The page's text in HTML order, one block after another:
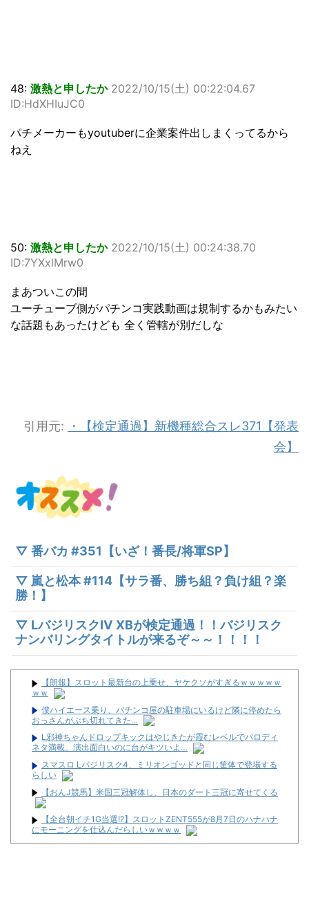
48: 激熱と申したか 2022/10/15(土) 00:22:04.67
ID:HdXHIuJC0
パチメーカーもyoutuberに企業案件出しまくってるから
ねえ
50: 激熱と申したか 2022/10/15(土) 00:24:38.70
ID:7YXxlMrw0
まあついこの間
ユーチューブ側がパチンコ実践動画は規制するかもみたい
な話題もあったけども 全く管轄が別だしな
引用元:
・【検定通過】新機種総合スレ371【発表
会】
▽ 番バカ #351【いざ！番長/将軍SP】
▽ 嵐と松本 #114【サラ番、勝ち組？負け組？楽
勝！】
▽ LバジリスクⅣ XBが検定通過！！バジリスク
ナンバリングタイトルが来るぞ～～！！！！
【朗報】スロット最新台の上乗せ、ヤケクソがすぎるｗｗｗｗｗ
ｗｗ
僕ハイエース乗り、パチンコ屋の駐車場にいるけど隣に停めたら
おっさんがぶち切れてきた…
L邪神ちゃんドロップキックはやじきたが霞むレベルでパロディ
ネタ満載。演出面白いのに台がキツいよ…
スマスロ Lバジリスク4、ミリオンゴッドと同じ筐体で登場する
らしい
【おんJ競馬】米国三冠解体し、日本のダート三冠に寄せてくる
【全台朝イチ1G当選!?】スロットZENT555が8月7日のハナハナ
にモーニングを仕込んだらしいｗｗｗｗ
LモンキーターンRED「王道から挑戦へ！モードアップ！最速達